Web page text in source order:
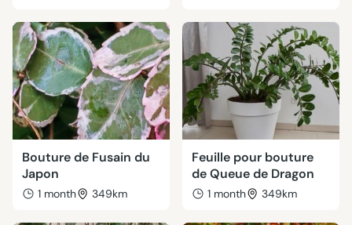
Bouture de Fusain du
Japon
1 month 349km
Feuille pour bouture
de Queue de Dragon
1 month 349km